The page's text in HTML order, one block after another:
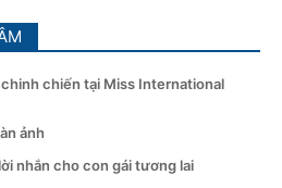
chiến tại Miss International
ảnh
nhắn cho con gái tương lai